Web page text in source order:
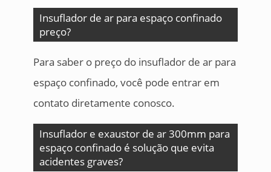
Insuflador de ar para espaço confinado
preço?
Para saber o preço do insuflador de ar para
espaço confinado, você pode entrar em
contato diretamente conosco.
Insuflador e exaustor de ar 300mm para
espaço confinado é solução que evita
acidentes graves?